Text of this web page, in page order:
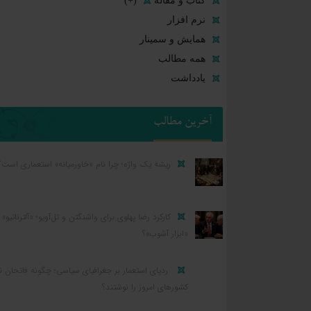
نرم افزار
همایش و سمینار
همه مطالب
یادداشت
آخرین مطالب
ریشه یک واژه؛ چرا نام «خاورمیانه» استعماری
کشورهای امروز را نوشتند؟